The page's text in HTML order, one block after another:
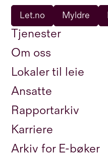
Tjenester
Om oss
Lokaler til leie
Ansatte
Rapportarkiv
Karriere
Arkiv for E-bøker
Let.no Myldre